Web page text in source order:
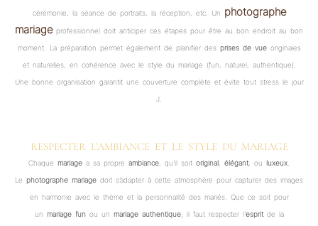
cérémonie, la séance de portraits, la réception, etc. Un photographe
mariageprofessionnel doit anticiper ces étapes pour être au bon endroit au bon
moment. La préparation permet également de planifier des prises de vueoriginales
et naturelles, en cohérence avec le style du mariage (fun, naturel, authentique).
Une bonne organisation garantit une couverture complète et évite tout stress le jour
J.
RESPECTER L’AMBIANCE ET LE STYLE DU MARIAGE
Chaque mariage a sa propre ambiance , qu’il soit original élégant , ou luxeux
Le photographe mariage doit s’adapter à cette atmosphère pour capturer des images
en harmonie avec le thème et la personnalité des mariés. Que ce soit pour
un mariage funou un mariage authentique, il faut respecter l’espritde la